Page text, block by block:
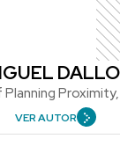
VER AUTOR